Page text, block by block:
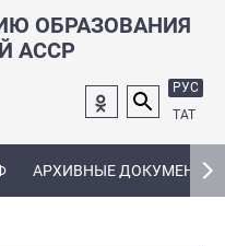
ОБРАЗОВАНИЯ
АССР
РУС
ТАТ
АРХИВНЫЕ ДОКУМЕНТЫ